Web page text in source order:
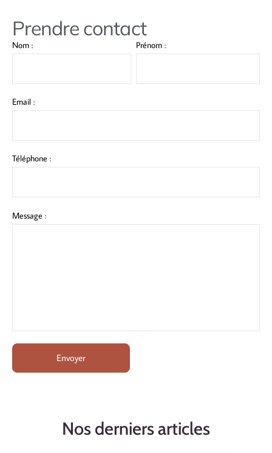
Prendre contact
Nom : Prénom :
Email :
Téléphone :
Message :
Nos derniers articles